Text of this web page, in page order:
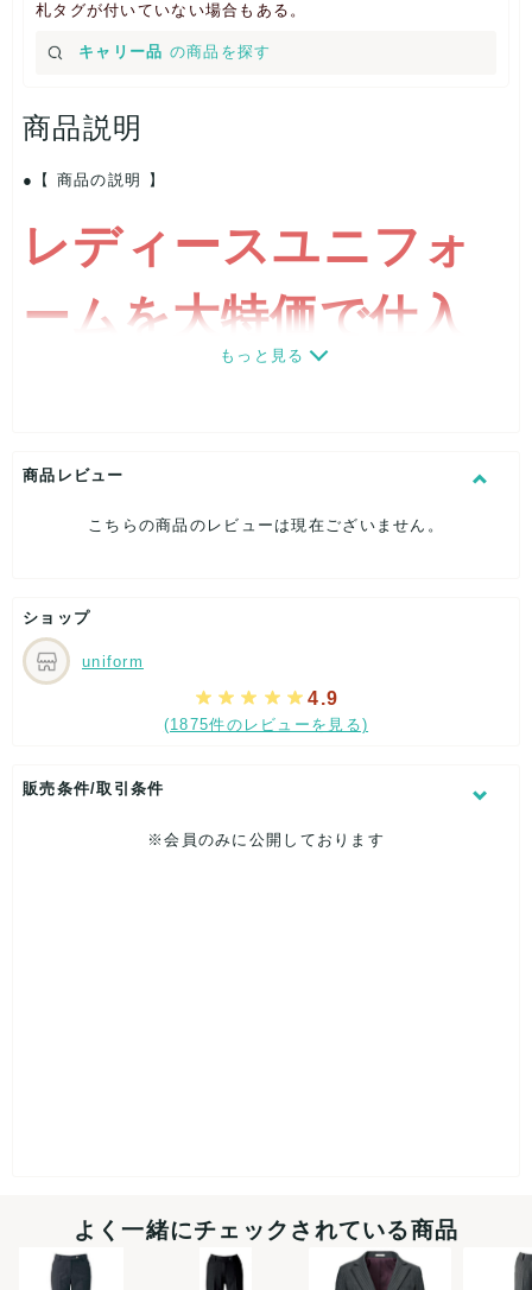
札タグが付いていない場合もある。
キャリー品 の商品を探す
商品説明
【 商品の説明 】
レディースユニフォ
ームを大特価で仕入
イテムをご提案します。
見た目の美しさはもちろん、着ている人も快適でお手入れがラ
【 素材・成分 】
毛,50％,ポリエステル,50％
【 パッケージ 】
もっと見る
商品レビュー
こちらの商品のレビューは現在ございません。
ショップ
uniform
4.9
(1875件のレビューを見る)
販売条件/取引条件
※会員のみに公開しております
よく一緒にチェックされている商品